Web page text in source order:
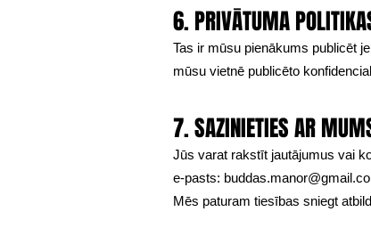
6. PRIVĀTUMA
Tas ir mūsu pienākums publicēt
mūsu vietnē publicēto
7. SAZINIETIES AR
Jūs varat rakstīt jautājumus vai
e-pasts:
Mēs paturam tiesības sniegt